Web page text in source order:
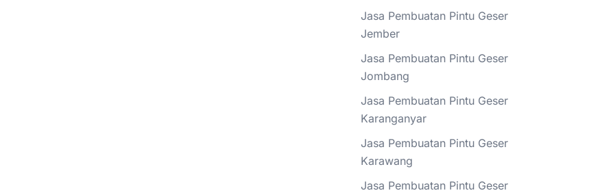
Jasa Pembuatan Pintu Geser
Jember
Jasa Pembuatan Pintu Geser
Jombang
Jasa Pembuatan Pintu Geser
Karanganyar
Jasa Pembuatan Pintu Geser
Karawang
Jasa Pembuatan Pintu Geser